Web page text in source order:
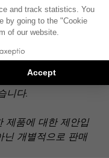
이 장착된 차량을
된 구성 요소의 위
니다.
품에 대한 제안입
닌 개별적으로 판매